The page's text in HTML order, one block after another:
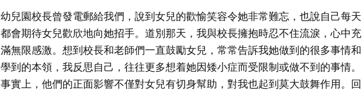
幼兒園校長曾發電郵給我們，說到女兒的歡愉笑容令她非常難忘，也說自己每天
都會期待女兒歡欣地向她招手。道別那天，我與校長擁抱時忍不住流淚，心中充
滿無限感激。想到校長和老師們一直鼓勵女兒，常常告訴我她做到的很多事情和
學到的本領，我反思自己，往往更多想着她因矮小症而受限制或做不到的事情。
事實上，他們的正面影響不僅對女兒有切身幫助，對我也起到莫大鼓舞作用。回